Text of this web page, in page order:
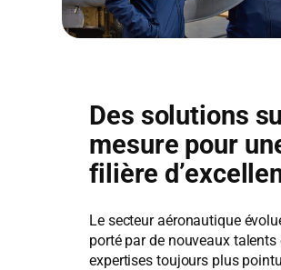
Des solutions
mesure pour
filière
Le secteur aéronautique
porté par de nouveaux talents
expertises toujours plus